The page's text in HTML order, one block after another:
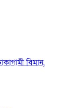
বিমান,